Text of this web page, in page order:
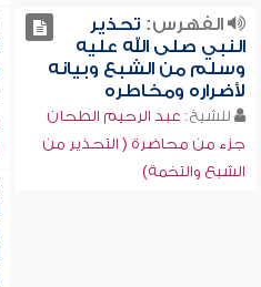
الفهرس: تحذير
النبي صلى الله عليه
وسلم من الشبع وبيانه
لأضراره ومخاطره
للشيخ: عبد الرحيم الطحان
جزء من محاضرة ( التحذير من
الشبع والتخمة)